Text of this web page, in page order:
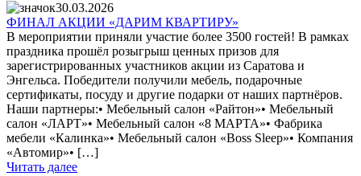
30.03.2026
ФИНАЛ АКЦИИ «ДАРИМ КВАРТИРУ»
В мероприятии приняли участие более 3500 гостей! В рамках
праздника прошёл розыгрыш ценных призов для
зарегистрированных участников акции из Саратова и
Энгельса. Победители получили мебель, подарочные
сертификаты, посуду и другие подарки от наших партнёров.
Наши партнеры:• Мебельный салон «Райтон»• Мебельный
салон «ЛАРТ»• Мебельный салон «8 МАРТА»• Фабрика
мебели «Калинка»• Мебельный салон «Boss Sleep»• Компания
«Автомир»• […]
Читать далее